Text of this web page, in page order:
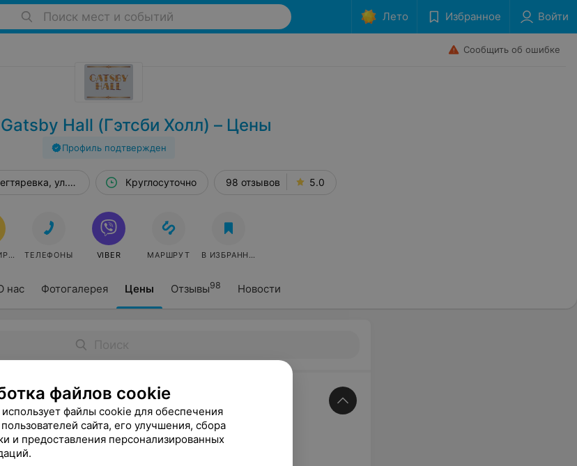
Поиск мест и событий Лето Избранное Войти
Сообщить об ошибке
Hall (Гэтсби Холл) – Цены
Профиль подтвержден
нас Фотогалерея Цены Отзывы98 Новости
ул. Молодежная, 2аКруглосуточно 98 отзывов 5.0
ТЕЛЕФОНЫ VIBER МАРШРУТ В ИЗБРАННОЕ
дни)
файлов cookie
файлы cookie для обеспечения
сайта, его улучшения, сбора
и предоставления персонализированных